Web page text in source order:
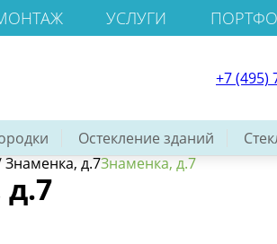
УСЛУГИ
+7 (495)
Остекление зданий
Знаменка, д.7Знаменка, д.7